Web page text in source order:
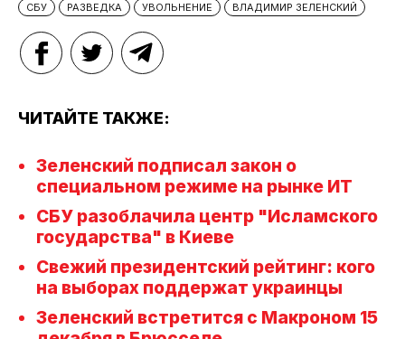
СБУ РАЗВЕДКА УВОЛЬНЕНИЕ ВЛАДИМИР ЗЕЛЕНСКИЙ
ЧИТАЙТЕ ТАКЖЕ:
Зеленский подписал закон о
специальном режиме на рынке ИТ
СБУ разоблачила центр "Исламского
государства" в Киеве
Свежий президентский рейтинг: кого
на выборах поддержат украинцы
Зеленский встретится с Макроном 15